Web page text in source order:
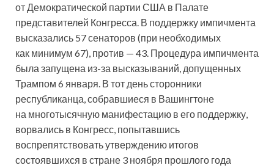
от Демократической партии США в Палате
представителей Конгресса. В поддержку импичмента
высказались 57 сенаторов (при необходимых
как минимум 67), против — 43. Процедура импичмента
была запущена из-за высказываний, допущенных
Трампом 6 января. В тот день сторонники
республиканца, собравшиеся в Вашингтоне
на многотысячную манифестацию в его поддержку,
ворвались в Конгресс, попытавшись
воспрепятствовать утверждению итогов
состоявшихся в стране 3 ноября прошлого года